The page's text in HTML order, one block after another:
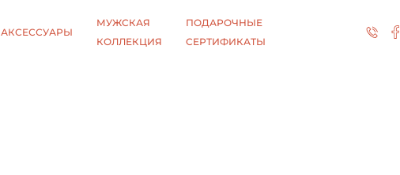
АКСЕССУАРЫ
МУЖСКАЯ
КОЛЛЕКЦИЯ
ПОДАРОЧНЫЕ
СЕРТИФИКАТЫ